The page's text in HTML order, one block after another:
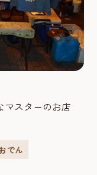
マスターのお店
でん